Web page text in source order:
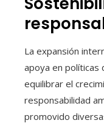
La expansión
apoya en políticas
equilibrar el
responsabilidad
promovido